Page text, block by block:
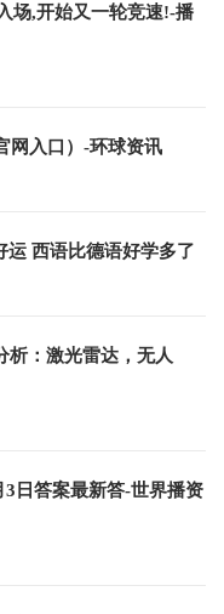
场,开始又一轮竞速!-播
网入口）-环球资讯
运 西语比德语好学多了
析：激光雷达，无人
日答案最新答-世界播资